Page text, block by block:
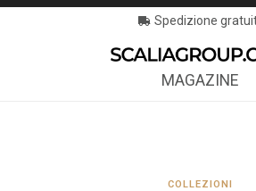
Spedizione
MAGAZINE
COLLEZIONI